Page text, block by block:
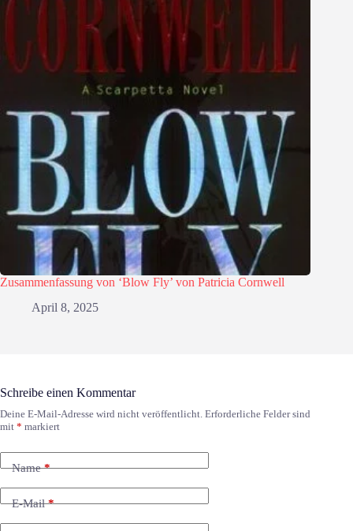
Zusammenfassung von ‘Blow Fly’ von Patricia Cornwell
April 8, 2025
Schreibe einen Kommentar
Deine E-Mail-Adresse wird nicht veröffentlicht. Erforderliche Felder sind
mit * markiert
Name*
E-Mail*